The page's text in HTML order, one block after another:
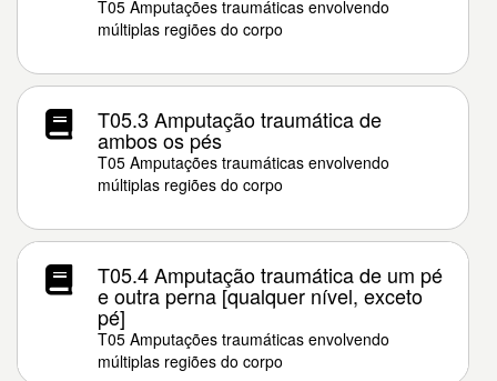
T05 Amputações traumáticas envolvendo
múltiplas regiões do corpo
T05.3 Amputação traumática de
ambos os pés
T05 Amputações traumáticas envolvendo
múltiplas regiões do corpo
T05.4 Amputação traumática de um pé
e outra perna [qualquer nível, exceto
pé]
T05 Amputações traumáticas envolvendo
múltiplas regiões do corpo